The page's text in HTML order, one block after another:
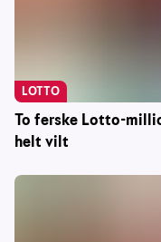
To ferske Lotto-
helt vilt
LOTTO